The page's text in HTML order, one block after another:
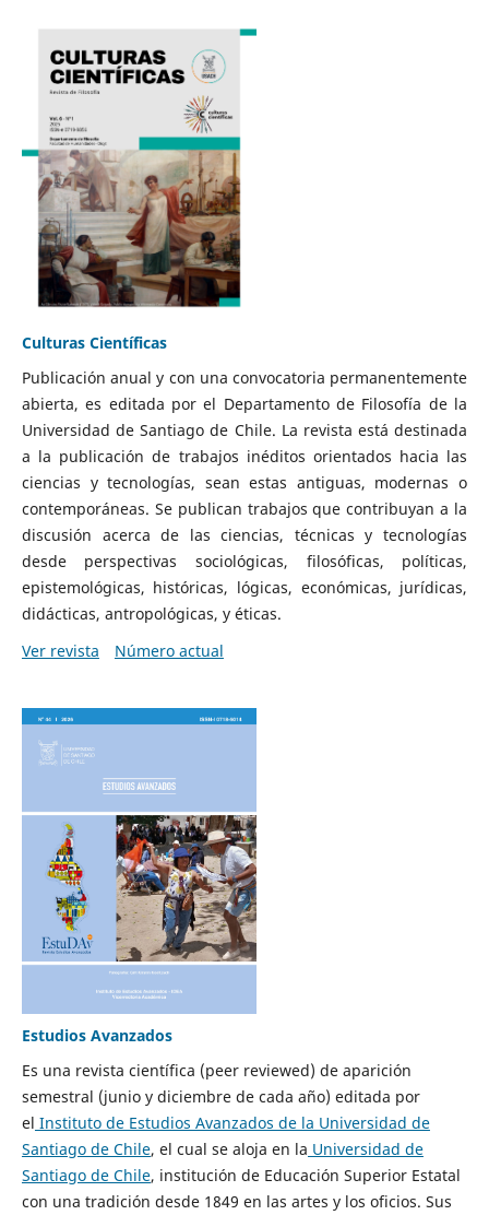
Culturas Científicas
Publicación anual y con una convocatoria permanentemente
abierta, es editada por el Departamento de Filosofía de la
Universidad de Santiago de Chile. La revista está destinada
a la publicación de trabajos inéditos orientados hacia las
ciencias y tecnologías, sean estas antiguas, modernas o
contemporáneas. Se publican trabajos que contribuyan a la
discusión acerca de las ciencias, técnicas y tecnologías
desde perspectivas sociológicas, filosóficas, políticas,
epistemológicas, históricas, lógicas, económicas, jurídicas,
didácticas, antropológicas, y éticas.
Ver revista
Número actual
Estudios Avanzados
Es una revista científica (peer reviewed) de aparición
semestral (junio y diciembre de cada año) editada por
el Instituto de Estudios Avanzados de la Universidad de
Santiago de Chile, el cual se aloja en la Universidad de
Santiago de Chile, institución de Educación Superior Estatal
con una tradición desde 1849 en las artes y los oficios. Sus